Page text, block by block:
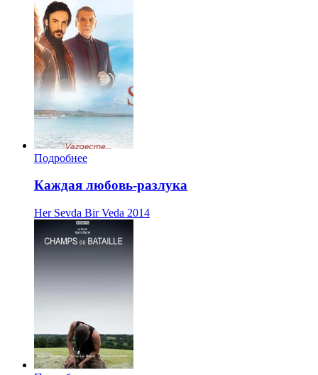
Подробнее
Каждая любовь-разлука
Her Sevda Bir Veda 2014